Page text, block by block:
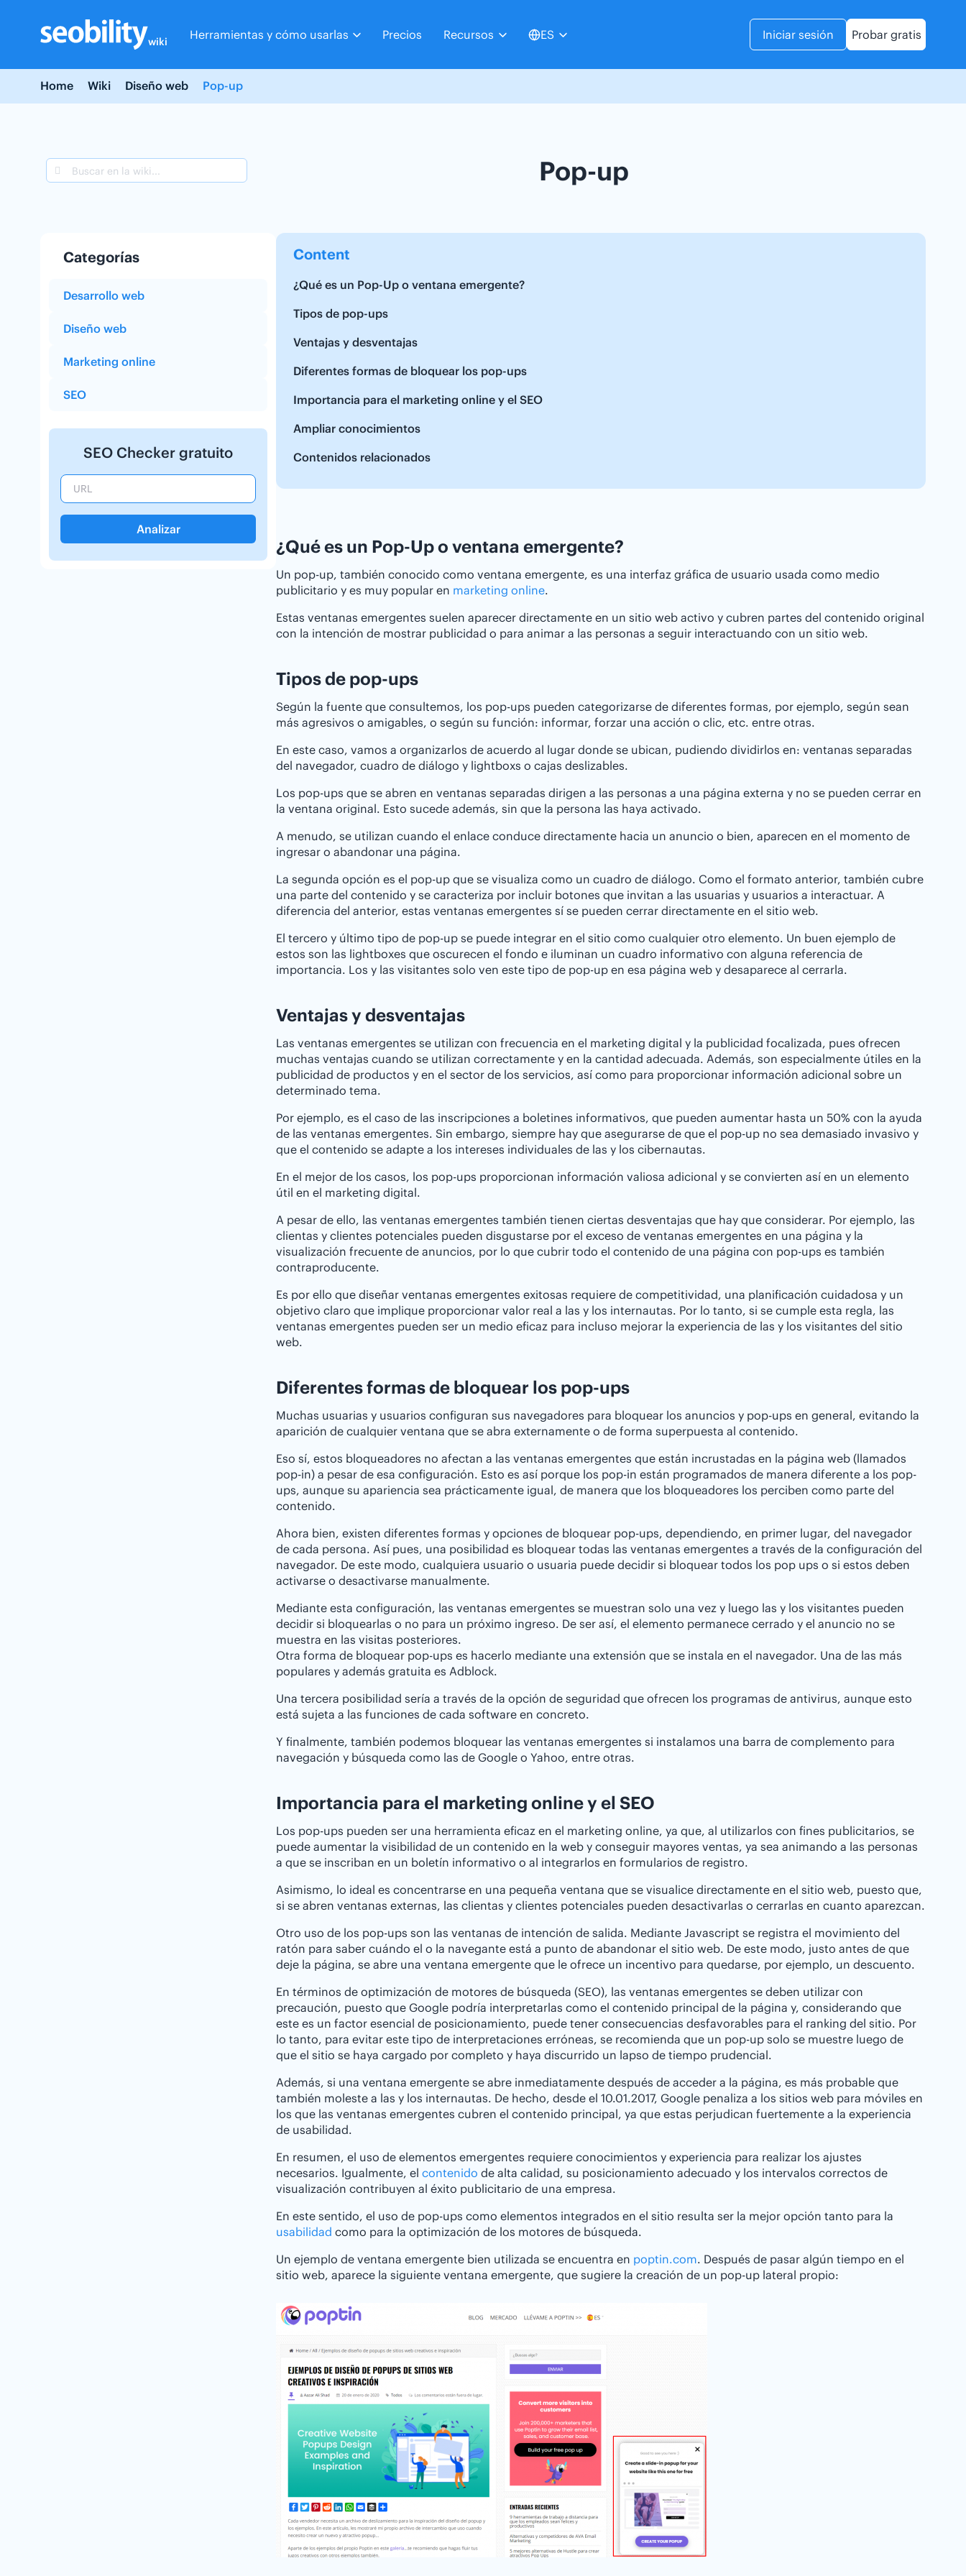
content
wiki Herramientas y cómo usarlas Precios Recursos ES Iniciar sesión Probar gratis
Home Wiki Diseño web Pop-up
Pop-up
Categorías
Desarrollo web
Diseño web
Marketing online
SEO
SEO Checker gratuito
Analizar
Content
¿Qué es un Pop-Up o ventana emergente?
Tipos de pop-ups
Ventajas y desventajas
Diferentes formas de bloquear los pop-ups
Importancia para el marketing online y el SEO
Ampliar conocimientos
Contenidos relacionados
¿Qué es un Pop-Up o ventana emergente?
Un pop-up, también conocido como ventana emergente, es una interfaz gráfica de usuario usada como medio
publicitario y es muy popular en marketing online.
Estas ventanas emergentes suelen aparecer directamente en un sitio web activo y cubren partes del contenido original
con la intención de mostrar publicidad o para animar a las personas a seguir interactuando con un sitio web.
Tipos de pop-ups
Según la fuente que consultemos, los pop-ups pueden categorizarse de diferentes formas, por ejemplo, según sean
más agresivos o amigables, o según su función: informar, forzar una acción o clic, etc. entre otras.
En este caso, vamos a organizarlos de acuerdo al lugar donde se ubican, pudiendo dividirlos en: ventanas separadas
del navegador, cuadro de diálogo y lightboxs o cajas deslizables.
Los pop-ups que se abren en ventanas separadas dirigen a las personas a una página externa y no se pueden cerrar en
la ventana original. Esto sucede además, sin que la persona las haya activado.
A menudo, se utilizan cuando el enlace conduce directamente hacia un anuncio o bien, aparecen en el momento de
ingresar o abandonar una página.
La segunda opción es el pop-up que se visualiza como un cuadro de diálogo. Como el formato anterior, también cubre
una parte del contenido y se caracteriza por incluir botones que invitan a las usuarias y usuarios a interactuar. A
diferencia del anterior, estas ventanas emergentes sí se pueden cerrar directamente en el sitio web.
El tercero y último tipo de pop-up se puede integrar en el sitio como cualquier otro elemento. Un buen ejemplo de
estos son las lightboxes que oscurecen el fondo e iluminan un cuadro informativo con alguna referencia de
importancia. Los y las visitantes solo ven este tipo de pop-up en esa página web y desaparece al cerrarla.
Ventajas y desventajas
Las ventanas emergentes se utilizan con frecuencia en el marketing digital y la publicidad focalizada, pues ofrecen
muchas ventajas cuando se utilizan correctamente y en la cantidad adecuada. Además, son especialmente útiles en la
publicidad de productos y en el sector de los servicios, así como para proporcionar información adicional sobre un
determinado tema.
Por ejemplo, es el caso de las inscripciones a boletines informativos, que pueden aumentar hasta un 50% con la ayuda
de las ventanas emergentes. Sin embargo, siempre hay que asegurarse de que el pop-up no sea demasiado invasivo y
que el contenido se adapte a los intereses individuales de las y los cibernautas.
En el mejor de los casos, los pop-ups proporcionan información valiosa adicional y se convierten así en un elemento
útil en el marketing digital.
A pesar de ello, las ventanas emergentes también tienen ciertas desventajas que hay que considerar. Por ejemplo, las
clientas y clientes potenciales pueden disgustarse por el exceso de ventanas emergentes en una página y la
visualización frecuente de anuncios, por lo que cubrir todo el contenido de una página con pop-ups es también
contraproducente.
Es por ello que diseñar ventanas emergentes exitosas requiere de competitividad, una planificación cuidadosa y un
objetivo claro que implique proporcionar valor real a las y los internautas. Por lo tanto, si se cumple esta regla, las
ventanas emergentes pueden ser un medio eficaz para incluso mejorar la experiencia de las y los visitantes del sitio
web.
Diferentes formas de bloquear los pop-ups
Muchas usuarias y usuarios configuran sus navegadores para bloquear los anuncios y pop-ups en general, evitando la
aparición de cualquier ventana que se abra externamente o de forma superpuesta al contenido.
Eso sí, estos bloqueadores no afectan a las ventanas emergentes que están incrustadas en la página web (llamados
pop-in) a pesar de esa configuración. Esto es así porque los pop-in están programados de manera diferente a los pop-
ups, aunque su apariencia sea prácticamente igual, de manera que los bloqueadores los perciben como parte del
contenido.
Ahora bien, existen diferentes formas y opciones de bloquear pop-ups, dependiendo, en primer lugar, del navegador
de cada persona. Así pues, una posibilidad es bloquear todas las ventanas emergentes a través de la configuración del
navegador. De este modo, cualquiera usuario o usuaria puede decidir si bloquear todos los pop ups o si estos deben
activarse o desactivarse manualmente.
Mediante esta configuración, las ventanas emergentes se muestran solo una vez y luego las y los visitantes pueden
decidir si bloquearlas o no para un próximo ingreso. De ser así, el elemento permanece cerrado y el anuncio no se
muestra en las visitas posteriores.
Otra forma de bloquear pop-ups es hacerlo mediante una extensión que se instala en el navegador. Una de las más
populares y además gratuita es Adblock.
Una tercera posibilidad sería a través de la opción de seguridad que ofrecen los programas de antivirus, aunque esto
está sujeta a las funciones de cada software en concreto.
Y finalmente, también podemos bloquear las ventanas emergentes si instalamos una barra de complemento para
navegación y búsqueda como las de Google o Yahoo, entre otras.
Importancia para el marketing online y el SEO
Los pop-ups pueden ser una herramienta eficaz en el marketing online, ya que, al utilizarlos con fines publicitarios, se
puede aumentar la visibilidad de un contenido en la web y conseguir mayores ventas, ya sea animando a las personas
a que se inscriban en un boletín informativo o al integrarlos en formularios de registro.
Asimismo, lo ideal es concentrarse en una pequeña ventana que se visualice directamente en el sitio web, puesto que,
si se abren ventanas externas, las clientas y clientes potenciales pueden desactivarlas o cerrarlas en cuanto aparezcan.
Otro uso de los pop-ups son las ventanas de intención de salida. Mediante Javascript se registra el movimiento del
ratón para saber cuándo el o la navegante está a punto de abandonar el sitio web. De este modo, justo antes de que
deje la página, se abre una ventana emergente que le ofrece un incentivo para quedarse, por ejemplo, un descuento.
En términos de optimización de motores de búsqueda (SEO), las ventanas emergentes se deben utilizar con
precaución, puesto que Google podría interpretarlas como el contenido principal de la página y, considerando que
este es un factor esencial de posicionamiento, puede tener consecuencias desfavorables para el ranking del sitio. Por
lo tanto, para evitar este tipo de interpretaciones erróneas, se recomienda que un pop-up solo se muestre luego de
que el sitio se haya cargado por completo y haya discurrido un lapso de tiempo prudencial.
Además, si una ventana emergente se abre inmediatamente después de acceder a la página, es más probable que
también moleste a las y los internautas. De hecho, desde el 10.01.2017, Google penaliza a los sitios web para móviles en
los que las ventanas emergentes cubren el contenido principal, ya que estas perjudican fuertemente a la experiencia
de usabilidad.
En resumen, el uso de elementos emergentes requiere conocimientos y experiencia para realizar los ajustes
necesarios. Igualmente, el contenido de alta calidad, su posicionamiento adecuado y los intervalos correctos de
visualización contribuyen al éxito publicitario de una empresa.
En este sentido, el uso de pop-ups como elementos integrados en el sitio resulta ser la mejor opción tanto para la
usabilidad como para la optimización de los motores de búsqueda.
Un ejemplo de ventana emergente bien utilizada se encuentra en poptin.com. Después de pasar algún tiempo en el
sitio web, aparece la siguiente ventana emergente, que sugiere la creación de un pop-up lateral propio: